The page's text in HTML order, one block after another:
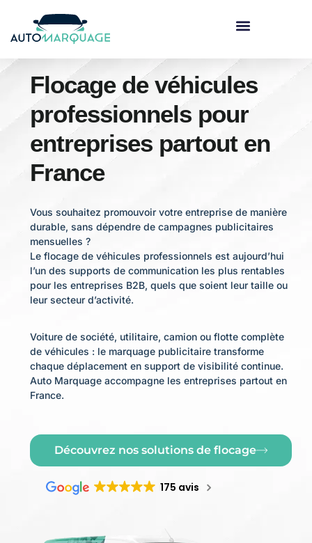
Flocage de véhicules
professionnels pour
entreprises partout en
France
Vous souhaitez promouvoir votre entreprise de manière
durable, sans dépendre de campagnes publicitaires
mensuelles ?
Le flocage de véhicules professionnels est aujourd’hui
l’un des supports de communication les plus rentables
pour les entreprises B2B, quels que soient leur taille ou
leur secteur d’activité.
Voiture de société, utilitaire, camion ou flotte complète
de véhicules : le marquage publicitaire transforme
chaque déplacement en support de visibilité continue.
Auto Marquage accompagne les entreprises partout en
France.
Découvrez nos solutions de flocage
175 avis